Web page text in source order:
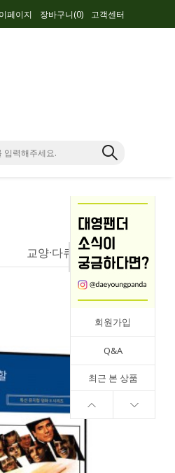
페이지 장바구니(0) 고객센터
회원가입
Q&A
최근 본 상품
교양·다큐멘터리